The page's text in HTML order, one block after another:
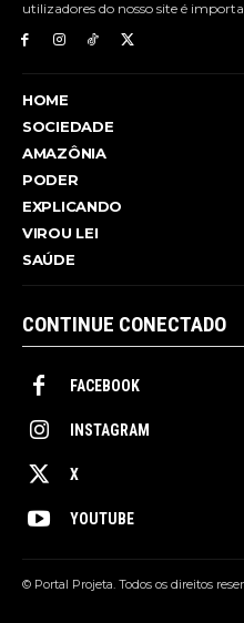
utilizadores do nosso site é
HOME
SOCIEDADE
AMAZÔNIA
PODER
EXPLICANDO
VIROU LEI
SAÚDE
CONTINUE CONECTADO
FACEBOOK
INSTAGRAM
X
YOUTUBE
© Portal Projeta. Todos os direitos